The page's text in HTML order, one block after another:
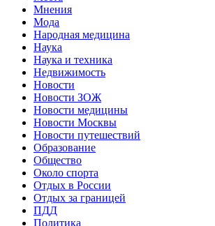
Мнения
Мода
Народная медицина
Наука
Наука и техника
Недвижимость
Новости
Новости ЗОЖ
Новости медицины
Новости Москвы
Новости путешествий
Образование
Общество
Около спорта
Отдых в России
Отдых за границей
ПДД
Политика